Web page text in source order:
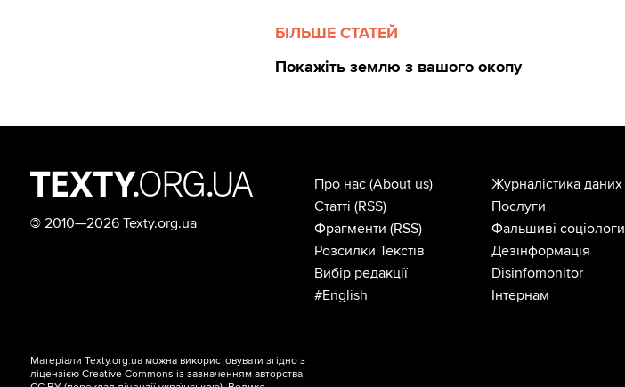
БІЛЬШЕ СТАТЕЙ
Покажіть землю з вашого окопу
© 2010—2026 Texty.org.ua
Про нас (About us)
Статті (RSS)
Фрагменти (RSS)
Розсилки Текстів
Вибір редакції
#English
Журналістика даних
Послуги
Фальшиві соціологи
Дезінформація
Disinfomonitor
Інтернам
Матеріали Texty.org.ua можна використовувати згідно з
ліцензієюCreative Commons із зазначенням авторства,